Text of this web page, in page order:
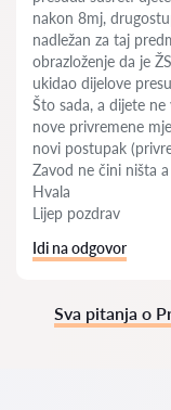
nakon 8mj,
nadležan za taj
obrazloženje da je
ukidao dijelove
Što sada, a dijete
nove privremene
novi postupak
Zavod ne čini ništa
Hvala
Lijep pozdrav
Idi na odgovor
Sva pitanja o